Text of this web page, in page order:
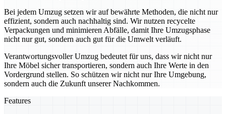
Bei jedem Umzug setzen wir auf bewährte Methoden, die nicht nur
effizient, sondern auch nachhaltig sind. Wir nutzen recycelte
Verpackungen und minimieren Abfälle, damit Ihre Umzugsphase
nicht nur gut, sondern auch gut für die Umwelt verläuft.
Verantwortungsvoller Umzug bedeutet für uns, dass wir nicht nur
Ihre Möbel sicher transportieren, sondern auch Ihre Werte in den
Vordergrund stellen. So schützen wir nicht nur Ihre Umgebung,
sondern auch die Zukunft unserer Nachkommen.
Features